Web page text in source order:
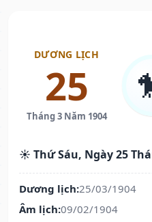
DƯƠNG LỊCH
25
Tháng 3 Năm 1904
☀️ Thứ Sáu, Ngày 25
Dương lịch:25/03/1904
Âm lịch:09/02/1904